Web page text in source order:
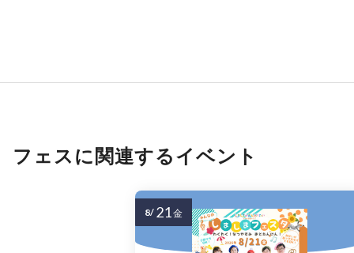
フェスに関連するイベント
8/ 21金